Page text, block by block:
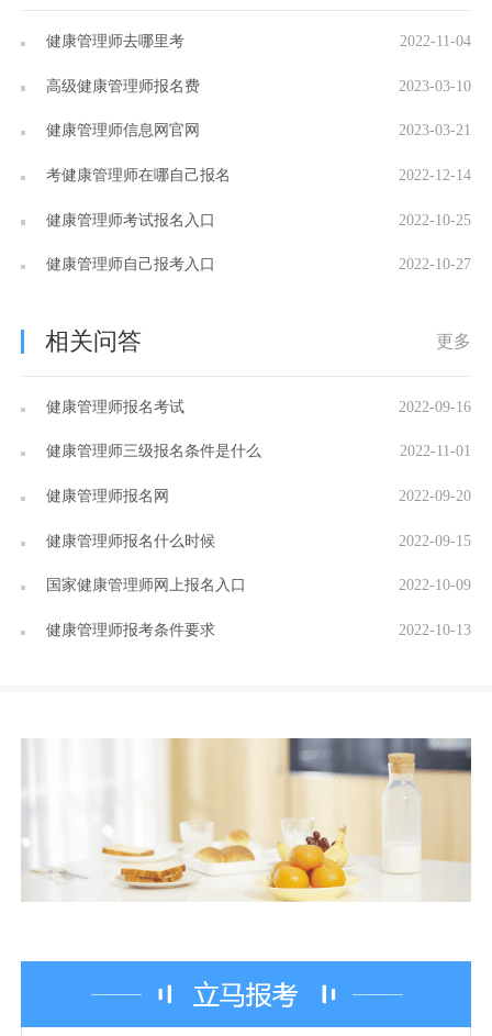
健康管理师去哪里考 2022-11-04
高级健康管理师报名费 2023-03-10
健康管理师信息网官网 2023-03-21
考健康管理师在哪自己报名 2022-12-14
健康管理师考试报名入口 2022-10-25
健康管理师自己报考入口 2022-10-27
相关问答 更多
健康管理师报名考试 2022-09-16
健康管理师三级报名条件是什么 2022-11-01
健康管理师报名网 2022-09-20
健康管理师报名什么时候 2022-09-15
国家健康管理师网上报名入口 2022-10-09
健康管理师报考条件要求 2022-10-13